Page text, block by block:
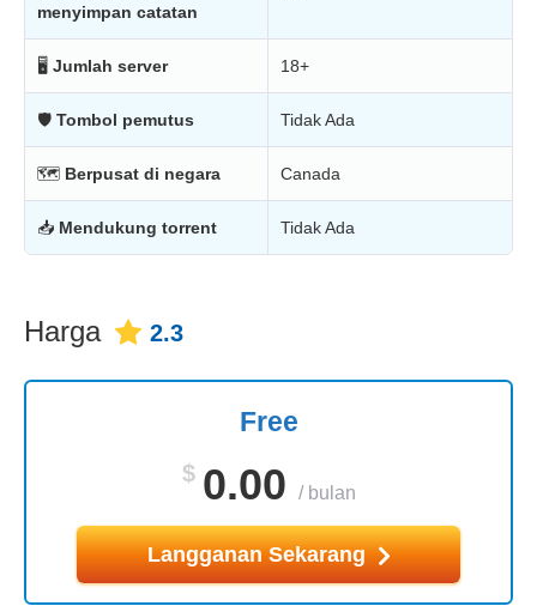
menyimpan catatan
🖥 Jumlah server 18+
🛡 Tombol pemutus Tidak Ada
🗺 Berpusat di negara Canada
📥 Mendukung torrent Tidak Ada
Harga 2.3
Free
$ 0.00 / bulan
Langganan Sekarang